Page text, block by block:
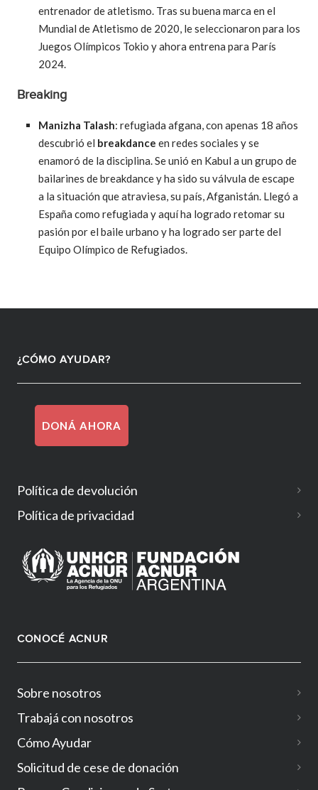
entrenador de atletismo. Tras su buena marca en el
Mundial de Atletismo de 2020, le seleccionaron para los
Juegos Olímpicos Tokio y ahora entrena para París
2024.
Breaking
Manizha Talash: refugiada afgana, con apenas 18 años
descubrió el breakdance en redes sociales y se
enamoró de la disciplina. Se unió en Kabul a un grupo de
bailarines de breakdance y ha sido su válvula de escape
a la situación que atraviesa, su país, Afganistán. Llegó a
España como refugiada y aquí ha logrado retomar su
pasión por el baile urbano y ha logrado ser parte del
Equipo Olímpico de Refugiados.
¿CÓMO AYUDAR?
DONÁ AHORA
Política de devolución
Política de privacidad
CONOCÉ ACNUR
Sobre nosotros
Trabajá con nosotros
Cómo Ayudar
Solicitud de cese de donación